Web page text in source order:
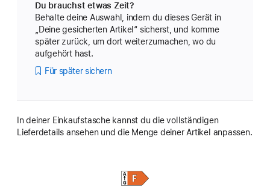
Du brauchst etwas Zeit?
Behalte deine Auswahl, indem du dieses Gerät in
„Deine gesicherten Artikel“ sicherst, und komme
später zurück, um dort weiterzumachen, wo du
aufgehört hast.
Für später sichern
In deiner Einkaufstasche kannst du die vollständigen
Lieferdetails ansehen und die Menge deiner Artikel anpassen.